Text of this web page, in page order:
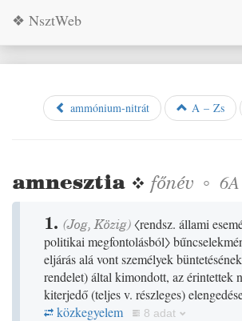
❖ NsztWeb
ammónium-nitrát A – Zs
amnesztia ❖ főnév ◦ 6A
1. (Jog,Közig)〈rendsz. állami
politikai megfontolásból〉
eljárás alá vont személyek
rendelet)által kimondott, az érintettek
kiterjedő(teljes v. részleges)
közkegyelem
8 adat